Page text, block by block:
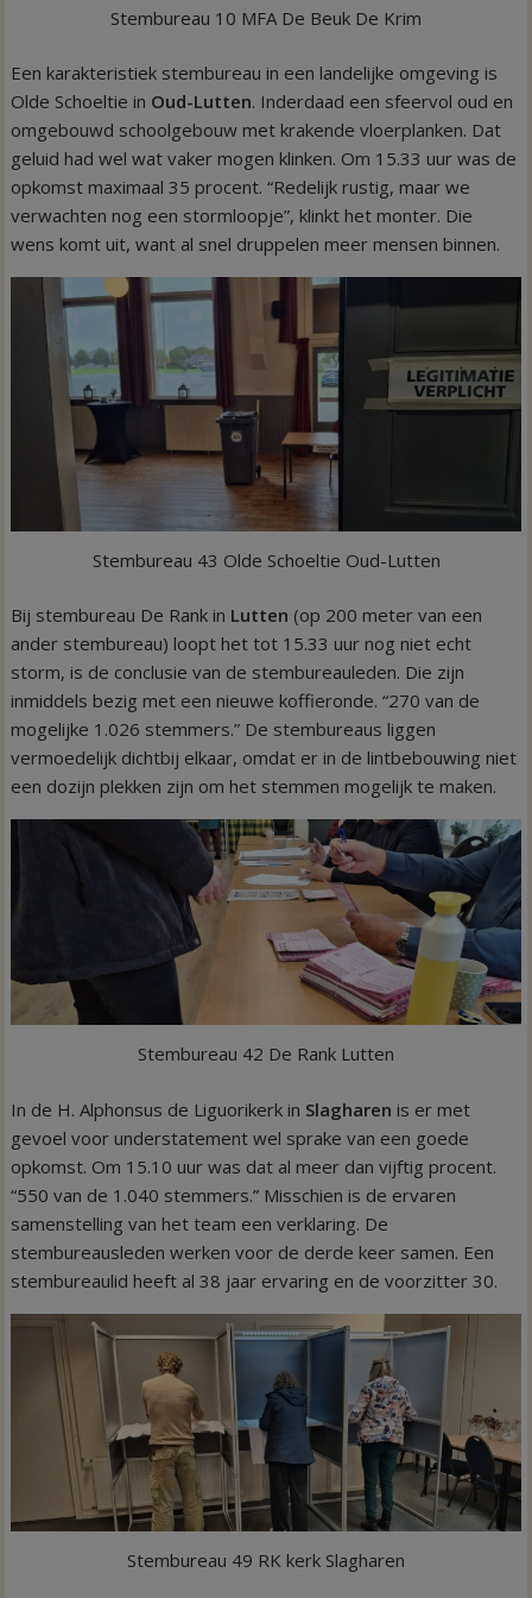
Stembureau 10 MFA De Beuk De Krim
Een karakteristiek stembureau in een landelijke omgeving is
Olde Schoeltie in Oud-Lutten. Inderdaad een sfeervol oud en
omgebouwd schoolgebouw met krakende vloerplanken. Dat
geluid had wel wat vaker mogen klinken. Om 15.33 uur was de
opkomst maximaal 35 procent. “Redelijk rustig, maar we
verwachten nog een stormloopje”, klinkt het monter. Die
wens komt uit, want al snel druppelen meer mensen binnen.
Stembureau 43 Olde Schoeltie Oud-Lutten
Bij stembureau De Rank in Lutten (op 200 meter van een
ander stembureau) loopt het tot 15.33 uur nog niet echt
storm, is de conclusie van de stembureauleden. Die zijn
inmiddels bezig met een nieuwe koffieronde. “270 van de
mogelijke 1.026 stemmers.” De stembureaus liggen
vermoedelijk dichtbij elkaar, omdat er in de lintbebouwing niet
een dozijn plekken zijn om het stemmen mogelijk te maken.
Stembureau 42 De Rank Lutten
In de H. Alphonsus de Liguorikerk in Slagharen is er met
gevoel voor understatement wel sprake van een goede
opkomst. Om 15.10 uur was dat al meer dan vijftig procent.
“550 van de 1.040 stemmers.” Misschien is de ervaren
samenstelling van het team een verklaring. De
stembureausleden werken voor de derde keer samen. Een
stembureaulid heeft al 38 jaar ervaring en de voorzitter 30.
Stembureau 49 RK kerk Slagharen